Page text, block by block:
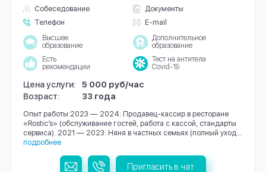
Собеседование
Документы
Телефон
E-mail
Высшее
образование
Дополнительное
образование
Есть
рекомендации
Тест на антитела
Covid-19
Цена услуги:
5 000 руб/час
Возраст:
33 года
Опыт работы:2023 — 2024: Продавец-кассир в ресторане
«Rostic’s» (обслуживание гостей, работа с кассой, стандарты
сервиса). 2021 — 2023: Няня в частных семьях (полный уход...
подробнее
Пригласить в чат